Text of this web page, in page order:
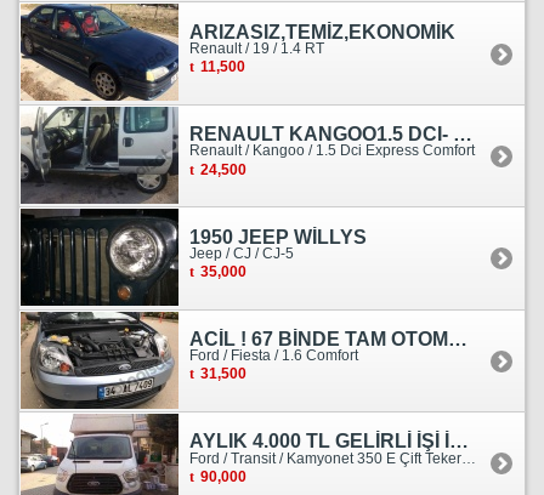
ARIZASIZ,TEMİZ,EKONOMİK
Renault / 19 / 1.4 RT
11,500
RENAULT KANGOO1.5 DCI- 138 KM
Renault / Kangoo / 1.5 Dci Express Comfort
24,500
1950 JEEP WİLLYS
Jeep / CJ / CJ-5
35,000
ACİL ! 67 BİNDE TAM OTOMATİK FORD FİESTA
Ford / Fiesta / 1.6 Comfort
31,500
AYLIK 4.000 TL GELİRLİ İŞİ İLE BİRLİKTE SATILIKTIR.
90,000